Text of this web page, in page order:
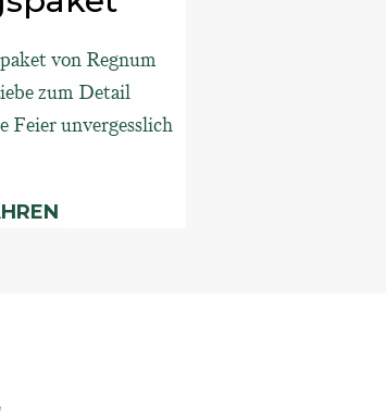
von Regnum
zum Detail
Feier unvergesslich